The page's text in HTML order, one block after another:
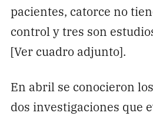
pacientes, catorce no
control y tres son
[Ver cuadro adjunto].
En abril se conocieron
dos investigaciones que